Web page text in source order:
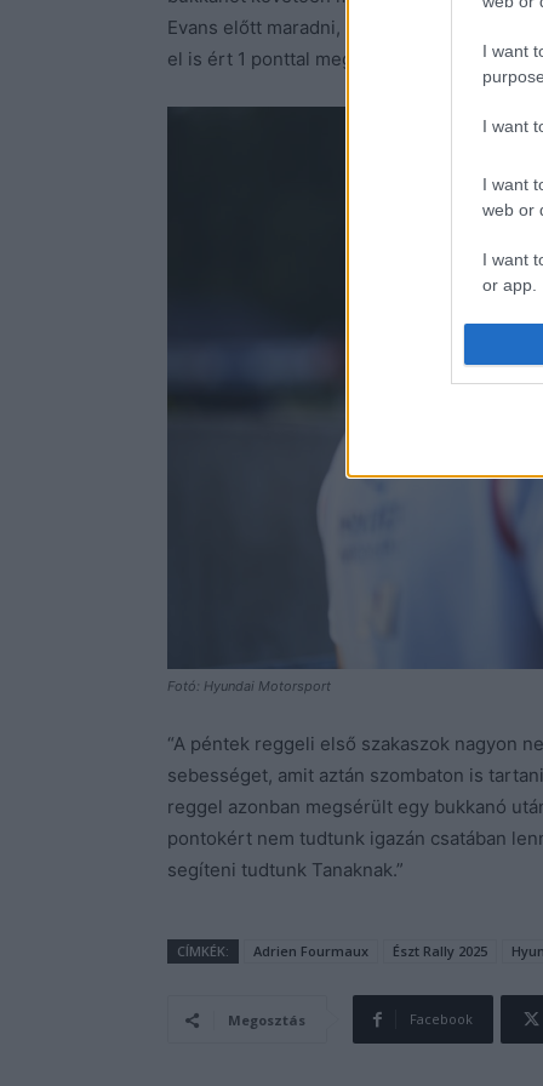
I want
I want
I want
web or
I want
or app.
I want
Evans előtt maradni, így Ott Tanaknak
el is ért 1 ponttal megelőzve a walesi
Fotó: Hyundai Motorsport
“A péntek reggeli első szakaszok nagyon
sebességet, amit aztán szombaton is
reggel azonban megsérült egy bukkanó
pontokért nem tudtunk igazán csatában
segíteni tudtunk Tanaknak.”
CÍMKÉK: Adrien Fourmaux Észt Rally 2025
Megosztás Facebook